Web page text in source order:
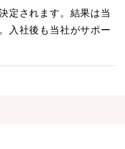
定されます。結果は当
入社後も当社がサポー